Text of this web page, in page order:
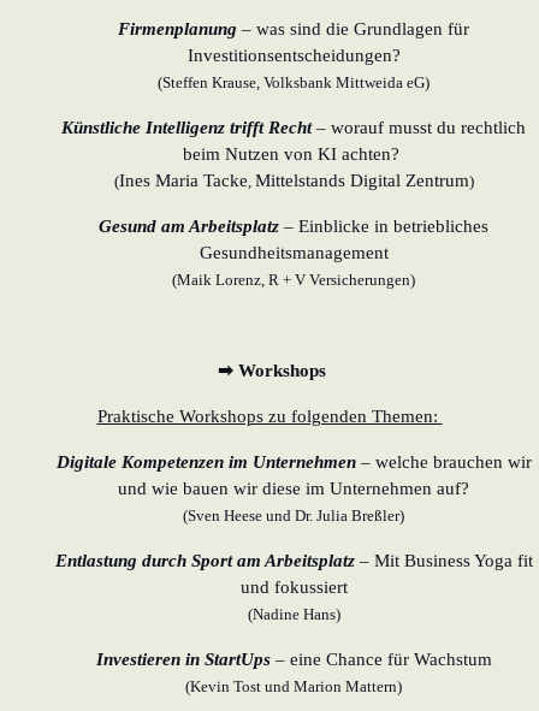
Firmenplanung – was sind die Grundlagen für
Investitionsentscheidungen?
(Steffen Krause, Volksbank Mittweida eG)
Künstliche Intelligenz trifft Recht– worauf musst du rechtlich
beim Nutzen von KI achten?
(Ines Maria Tacke, Mittelstands Digital Zentrum)
Gesund am Arbeitsplatz – Einblicke in betriebliches
Gesundheitsmanagement
(Maik Lorenz, R + V Versicherungen)
➡ Workshops
Praktische Workshops zu folgenden Themen:
Digitale Kompetenzen im Unternehmen – welche brauchen wir
und wie bauen wir diese im Unternehmen auf?
(Sven Heese und Dr. Julia Breßler)
Entlastung durch Sport am Arbeitsplatz– Mit Business Yoga fit
und fokussiert
(Nadine Hans)
Investieren in StartUps–eine Chance für Wachstum
(Kevin Tost und Marion Mattern)